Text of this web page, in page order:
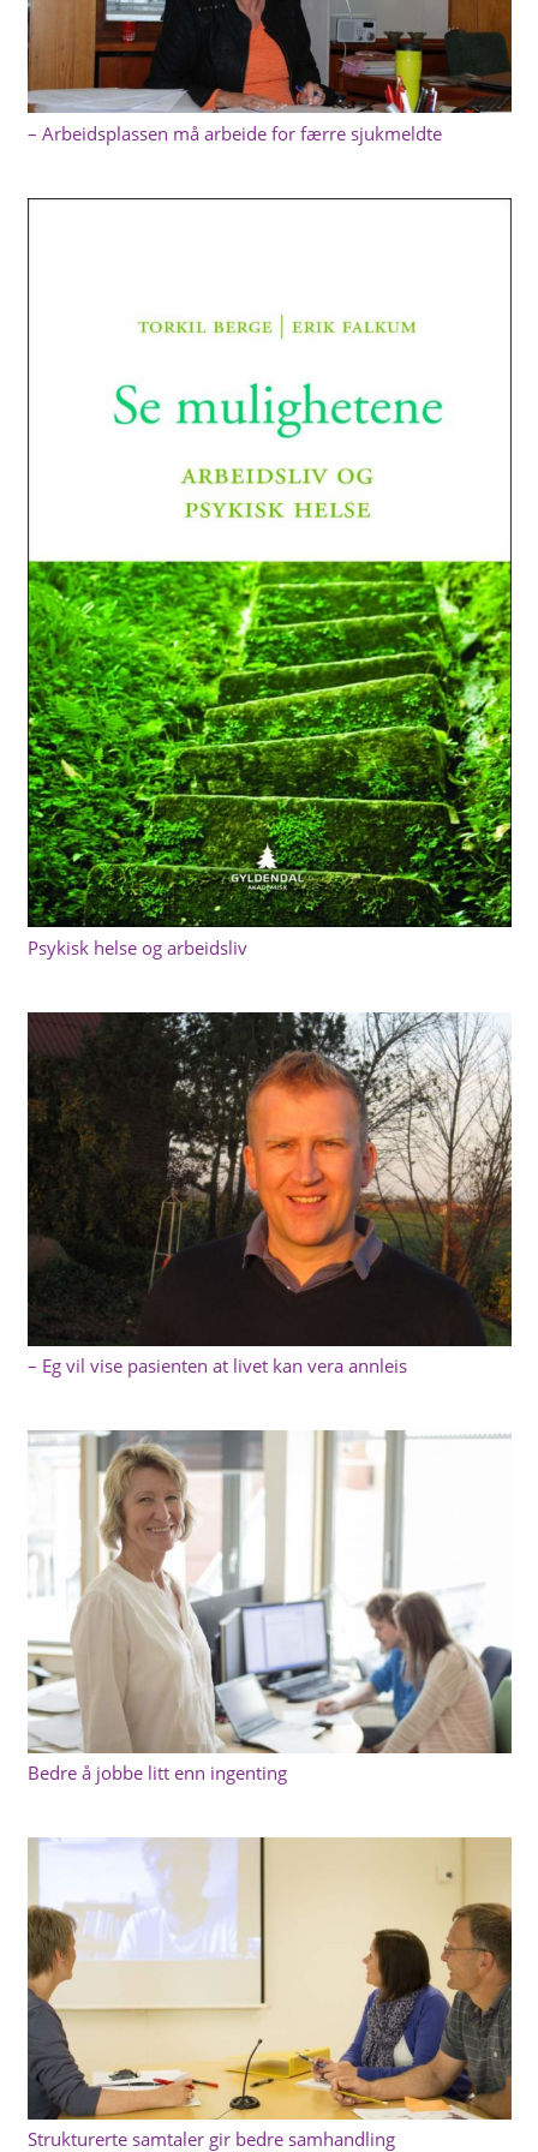
– Arbeidsplassen må arbeide for færre sjukmeldte
Psykisk helse og arbeidsliv
– Eg vil vise pasienten at livet kan vera annleis
Bedre å jobbe litt enn ingenting
Strukturerte samtaler gir bedre samhandling